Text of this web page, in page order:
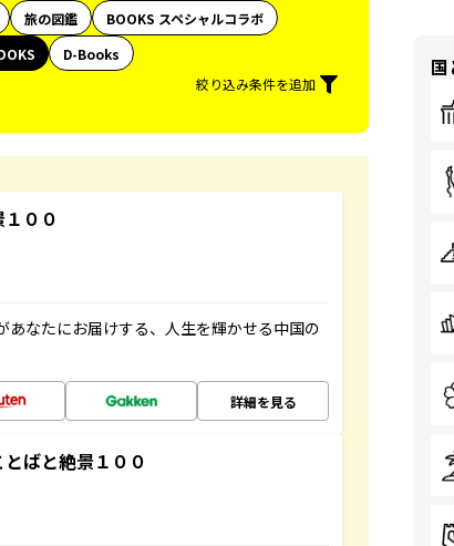
旅の図鑑
BOOKS スペシャルコラボ
D-Books
絞り込み条件を追加
００
なたにお届けする、人生を輝かせる中国の
詳細を見る
ばと絶景１００
国